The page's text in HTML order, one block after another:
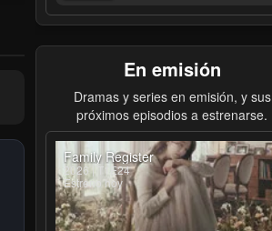
En emisión
Dramas y series en emisión, y sus
próximos episodios a estrenarse.
Family Register
2026 | T1E24
Estreno hoy